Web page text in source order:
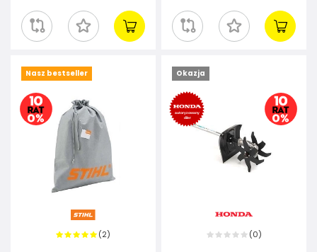
Nasz bestseller
(2)
Okazja
(0)